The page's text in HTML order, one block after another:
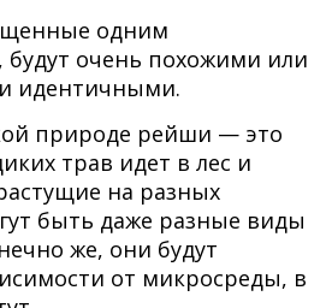
одним
будут очень похожими или
идентичными.
природе рейши — это
трав идет в лес и
на разных
быть даже разные виды
же, они будут
от микросреды, в